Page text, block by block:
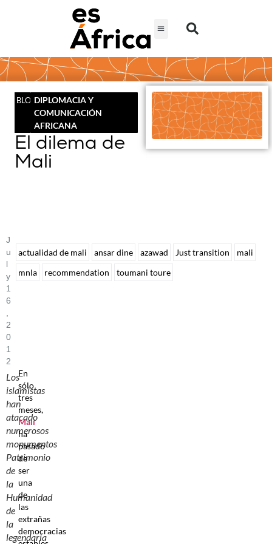
BLOGDIPLOMACIA Y
COMUNICACIÓN
AFRICANA
El dilema de
Mali
J
U
L
Y
1
6
2
0
1
2
Los
islamistas
han
atacado
numerosos
monumentos
Patrimonio
de
la
Humanidad
de
la
legendaria
En
sólo
tres
meses,
Mali
ha
pasado
de
ser
una
de
las
extrañas
democracias
actualidad de mali ansar dine azawad Just transition
mali
mnla
recommendation toumani toure